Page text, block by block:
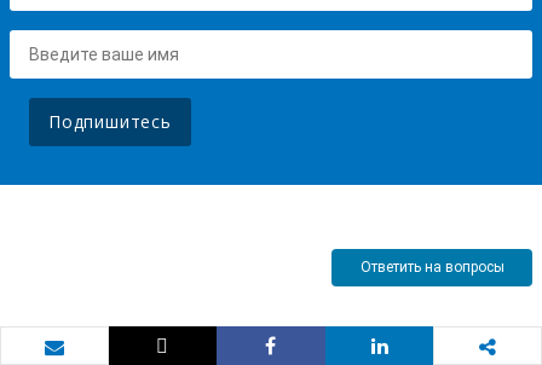
Подпишитесь
Ответить на вопросы